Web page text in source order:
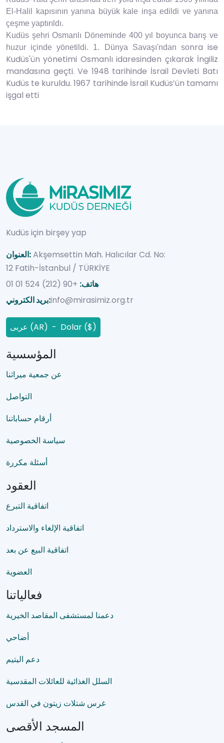
El-Halil kapısının yanına büyük kale inşa edildi ve yanına
çeşme yaptırıldı.
Kudüs şehri Osmanlı Döneminde 400 yıl boyunca barış ve
huzur içinde yönetildi. 1. Dünya Savaşı'ndan sonra ise
Kudüs'ün yönetimi Osmanlı idaresinden çıkarak İngiliz
mandasına geçti. Ve 1948 tarihinde İsrail Devleti Batı
Kudüs te kuruldu. 1967 tarihinde İsrail Kudüs’ün tamamı
işgal etti
Kudüs için birşey yap
العنوان:Akşemsettin Mah. Halıcılar Cd. No:
12 Fatih-İstanbul / TÜRKİYE
هاتف: +90 (212) 524 01 01
بريد الكتروني:info@mirasimiz.org.tr
عربى (AR) - Dolar ($)
المؤسسية
عن جمعية ميراثنا
التواصل
أرقام حساباتنا
سياسة الخصوصية
أسئلة مكررة
العقود
اتفاقية التبرع
اتفاقية الإلغاء والاسترداد
اتفاقية البيع عن بعد
العضوية
فعالياتنا
دعمنا لمستشفى المقاصد الخيرية
أضاحي
دعم اليتيم
السلل الغذائية للعائلات المقدسية
غرس شتلات زيتون في القدس
المسجد الأقصى